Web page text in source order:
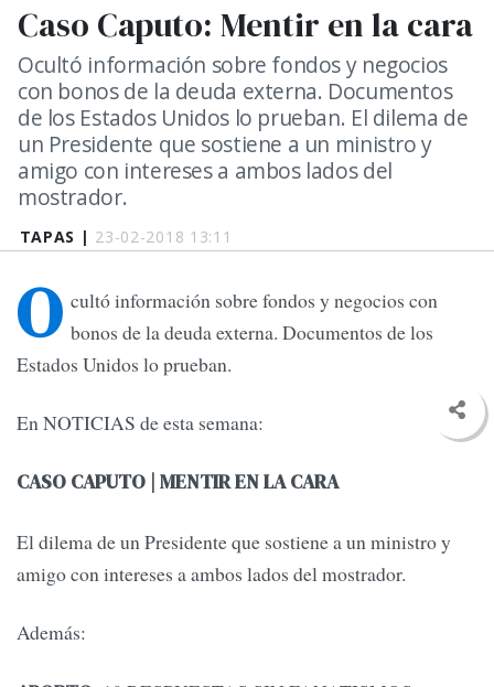
TAPAS | 23-02-2018 13:11
Caso Caputo: Mentir en la cara
Ocultó información sobre fondos y negocios
con bonos de la deuda externa. Documentos
de los Estados Unidos lo prueban. El dilema de
un Presidente que sostiene a un ministro y
amigo con intereses a ambos lados del
mostrador.
O cultó información sobre fondos y negocios con
bonos de la deuda externa. Documentos de los
Estados Unidos lo prueban.
En NOTICIAS de esta semana:
CASO CAPUTO | MENTIR EN LA CARA
El dilema de un Presidente que sostiene a un ministro y
amigo con intereses a ambos lados del mostrador.
Además: